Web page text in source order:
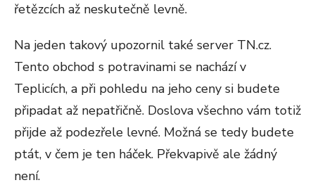
řetězcích až neskutečně levně.
Na jeden takový upozornil také server TN.cz.
Tento obchod s potravinami se nachází v
Teplicích, a při pohledu na jeho ceny si budete
připadat až nepatřičně. Doslova všechno vám totiž
přijde až podezřele levné. Možná se tedy budete
ptát, v čem je ten háček. Překvapivě ale žádný
není.